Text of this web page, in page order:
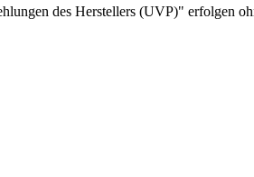
des Herstellers (UVP)" erfolgen